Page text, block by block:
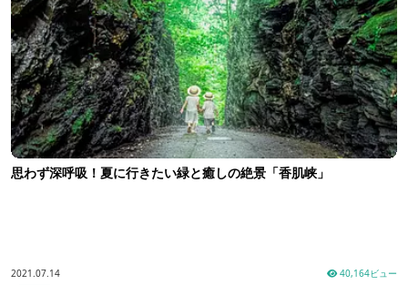
思わず深呼吸！夏に行きたい緑と癒しの絶景「香肌峡」
2021.07.14 40,164ビュー